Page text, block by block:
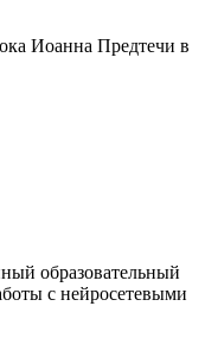
Иоанна Предтечи в
образовательный
с нейросетевыми